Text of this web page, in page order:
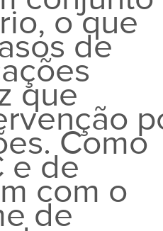
o que
de
que
Como
e de
com o
de